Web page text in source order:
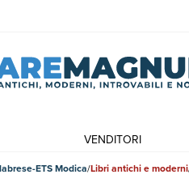
VENDITORI
ETS Modica Libri antichi e moderni